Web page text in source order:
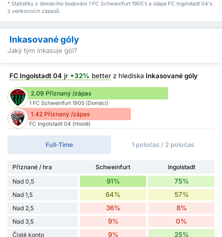
* Statistiky z domácího bodování 1 FC Schweinfurt 1905's a údaje FC Ingolstadt 04's
z venkovních zápasů.
Inkasované góly
Jaký tým inkasuje gól?
FC Ingolstadt 04 jr +32% better z hlediska Inkasované góly
2.09 Přiznaný /zápas
1 FC Schweinfurt 1905 (Domácí)
1.42 Přiznaný /zápas
FC Ingolstadt 04 (Hosté)
Full-Time 1 poločas / 2 poločas
Přiznané / hra Schweinfurt
Ingolstadt
Nad 0,5
91% 75%
Nad 1,5 64% 57%
Nad 2,5 36% 8%
Nad 3,5 9% 0%
Čisté konto 9% 25%